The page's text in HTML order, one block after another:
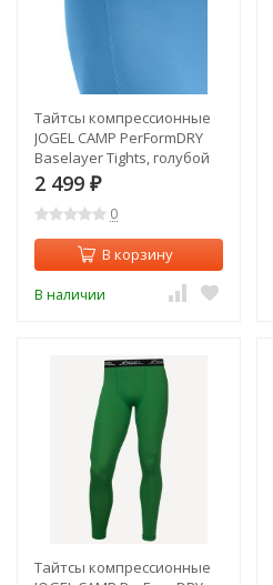
Тайтсы компрессионные
JOGEL CAMP PerFormDRY
Baselayer Tights, голубой
(2125907)
2 499 ₽
0
В корзину
В наличии
Тайтсы компрессионные